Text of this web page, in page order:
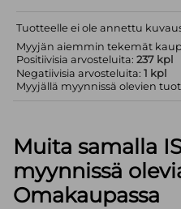
Tuotteelle ei ole annettu
Myyjän aiemmin tekemät
Positiivisia arvosteluita:237 kpl
Negatiivisia arvosteluita:1 kpl
Myyjällä myynnissä olevien
Muita samalla
myynnissä
Omakaupassa